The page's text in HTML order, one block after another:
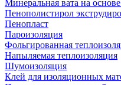
Минеральная вата на
Пенополистирол
Пенопласт
Пароизоляция
Фольгированная
Напыляемая теплоизоляция
Шумоизоляция
Клей для изоляционных